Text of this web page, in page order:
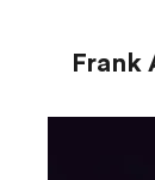
Frank